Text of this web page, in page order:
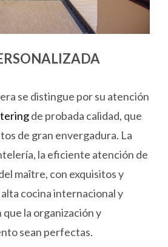
se distingue por su atención
de probada calidad, que
de gran envergadura. La
la eficiente atención de
maître, con exquisitos y
cocina internacional y
la organización y
sean perfectas.